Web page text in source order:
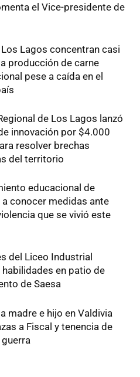
el Vice-presidente de
Lagos concentran casi
producción de carne
pese a caída en el
de Los Lagos lanzó
innovación por $4.000
resolver brechas
del territorio
educacional de
a conocer medidas ante
que se vivió este
del Liceo Industrial
en patio de
de Saesa
madre e hijo en Valdivia
a Fiscal y tenencia de